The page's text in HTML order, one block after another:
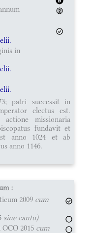
in
patri successit in
electus est.
missionaria
fundavit et
anno 1024 et ab
anno 1146.
:
2009 cum
sine cantu)
2015 cum